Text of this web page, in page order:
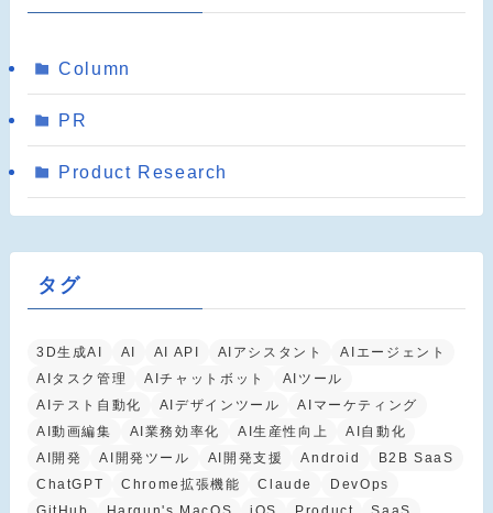
Column
PR
Product Research
タグ
3D生成AI AI AI API AIアシスタント
AIエージェント
AIタスク管理
AIチャットボット
AIツール
AIテスト自動化
AIデザインツール
AIマーケティング
AI動画編集
AI業務効率化 AI生産性向上
AI自動化
AI開発
AI開発ツール AI開発支援 Android
B2B SaaS
ChatGPT
Chrome拡張機能 Claude
DevOps